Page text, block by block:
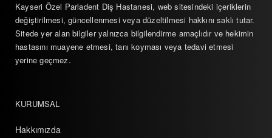
Kayseri Özel Parladent Diş Hastanesi, web sitesindeki içeriklerin
değiştirilmesi, güncellenmesi veya düzeltilmesi hakkını saklı tutar.
Sitede yer alan bilgiler yalnızca bilgilendirme amaçlıdır ve hekimin
hastasını muayene etmesi, tanı koyması veya tedavi etmesi
yerine geçmez.
KURUMSAL
Hakkımızda